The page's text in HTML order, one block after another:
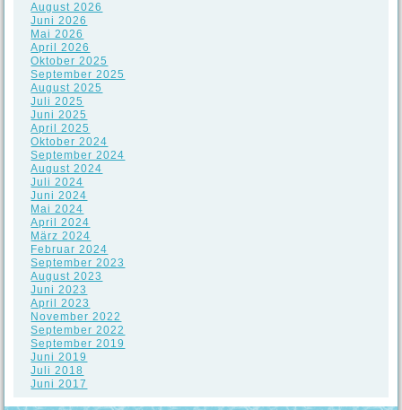
August 2026
Juni 2026
Mai 2026
April 2026
Oktober 2025
September 2025
August 2025
Juli 2025
Juni 2025
April 2025
Oktober 2024
September 2024
August 2024
Juli 2024
Juni 2024
Mai 2024
April 2024
März 2024
Februar 2024
September 2023
August 2023
Juni 2023
April 2023
November 2022
September 2022
September 2019
Juni 2019
Juli 2018
Juni 2017